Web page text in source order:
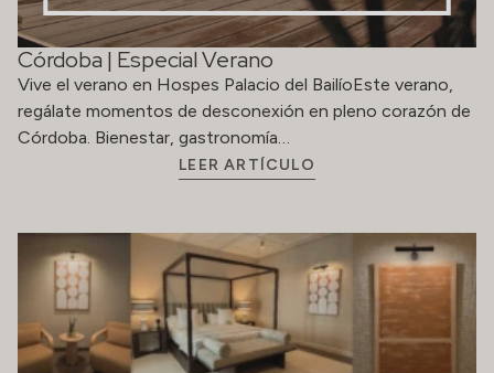
Córdoba | Especial Verano
Vive el verano en Hospes Palacio del BailíoEste verano,
regálate momentos de desconexión en pleno corazón de
Córdoba. Bienestar, gastronomía…
LEER ARTÍCULO